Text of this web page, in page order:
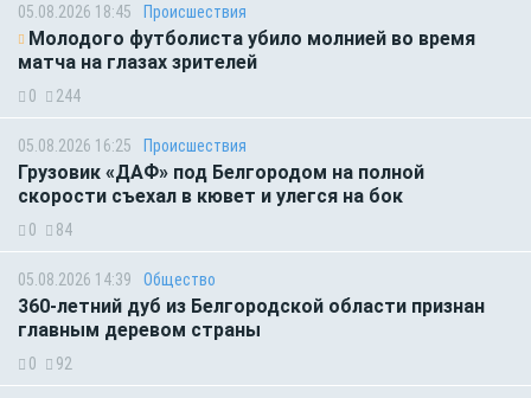
05.08.2026 18:45 Происшествия
Молодого футболиста убило молнией во время
матча на глазах зрителей
0 244
05.08.2026 16:25 Происшествия
Грузовик «ДАФ» под Белгородом на полной
скорости съехал в кювет и улегся на бок
0 84
05.08.2026 14:39 Общество
360-летний дуб из Белгородской области признан
главным деревом страны
0 92